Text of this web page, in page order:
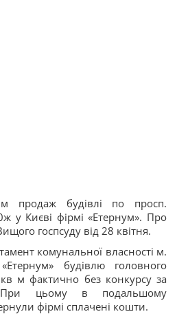
продаж будівлі по просп.
у Києві фірмі «Етернум». Про
госпсуду від 28 квітня.
комунальної власності м.
будівлю головного
м фактично без конкурсу за
цьому в подальшому
фірмі сплачені кошти.